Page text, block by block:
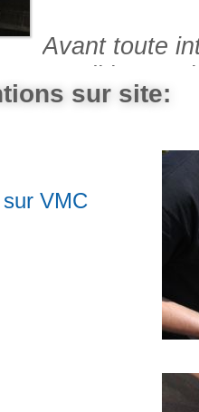
VMC
sur site:
Avant toute
conditions
alternatives